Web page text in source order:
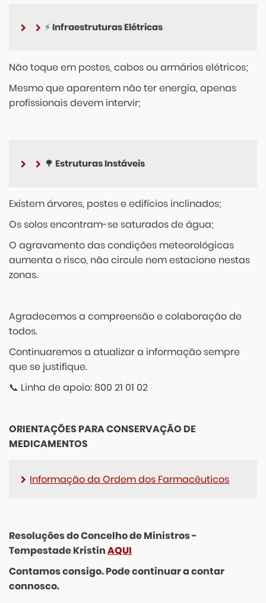
⚡ Infraestruturas Elétricas
Não toque em postes, cabos ou armários elétricos;
Mesmo que aparentem não ter energia, apenas
profissionais devem intervir;
🌳 Estruturas Instáveis
Existem árvores, postes e edifícios inclinados;
Os solos encontram-se saturados de água;
O agravamento das condições meteorológicas
aumenta o risco, não circule nem estacione nestas
zonas.
Agradecemos a compreensão e colaboração de
todos.
Continuaremos a atualizar a informação sempre
que se justifique.
📞 Linha de apoio: 800 21 01 02
ORIENTAÇÕES PARA CONSERVAÇÃO DE
MEDICAMENTOS
Informação da Ordem dos Farmacêuticos
Resoluções do Concelho de Ministros -
Tempestade KristinAQUI
Contamos consigo. Pode continuar a contar
connosco.